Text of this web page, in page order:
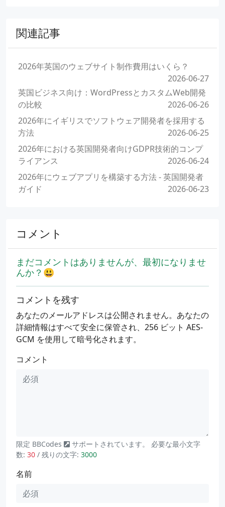
関連記事
2026年英国のウェブサイト制作費用はいくら？
2026-06-27
英国ビジネス向け：WordPressとカスタムWeb開発
の比較
2026-06-26
2026年にイギリスでソフトウェア開発者を採用する
方法
2026-06-25
2026年における英国開発者向けGDPR技術的コンプ
ライアンス
2026-06-24
2026年にウェブアプリを構築する方法 - 英国開発者
ガイド
2026-06-23
コメント
まだコメントはありませんが、最初になりませ
んか？😃
コメントを残す
あなたのメールアドレスは公開されません。あなたの
詳細情報はすべて安全に保管され、256 ビット AES-
GCM を使用して暗号化されます。
コメント
限定 BBCodes
サポートされています。 必要な最小文字
数: 30 / 残りの文字: 3000
名前